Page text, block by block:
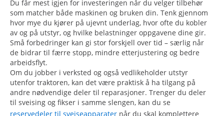
Du får mest igjen for investeringen når du velger tilbehør
som matcher både maskinen og bruken din. Tenk gjennom
hvor mye du kjører på ujevnt underlag, hvor ofte du kobler
av og på utstyr, og hvilke belastninger oppgavene dine gir.
Små forbedringer kan gi stor forskjell over tid – særlig når
de bidrar til færre stopp, mindre etterjustering og bedre
arbeidsflyt.
Om du jobber i verksted og også vedlikeholder utstyr
utenfor traktoren, kan det være praktisk å ha tilgang på
andre nødvendige deler til reparasjoner. Trenger du deler
til sveising og fikser i samme slengen, kan du se
reservedeler til sveiseapparater når du skal komplettere